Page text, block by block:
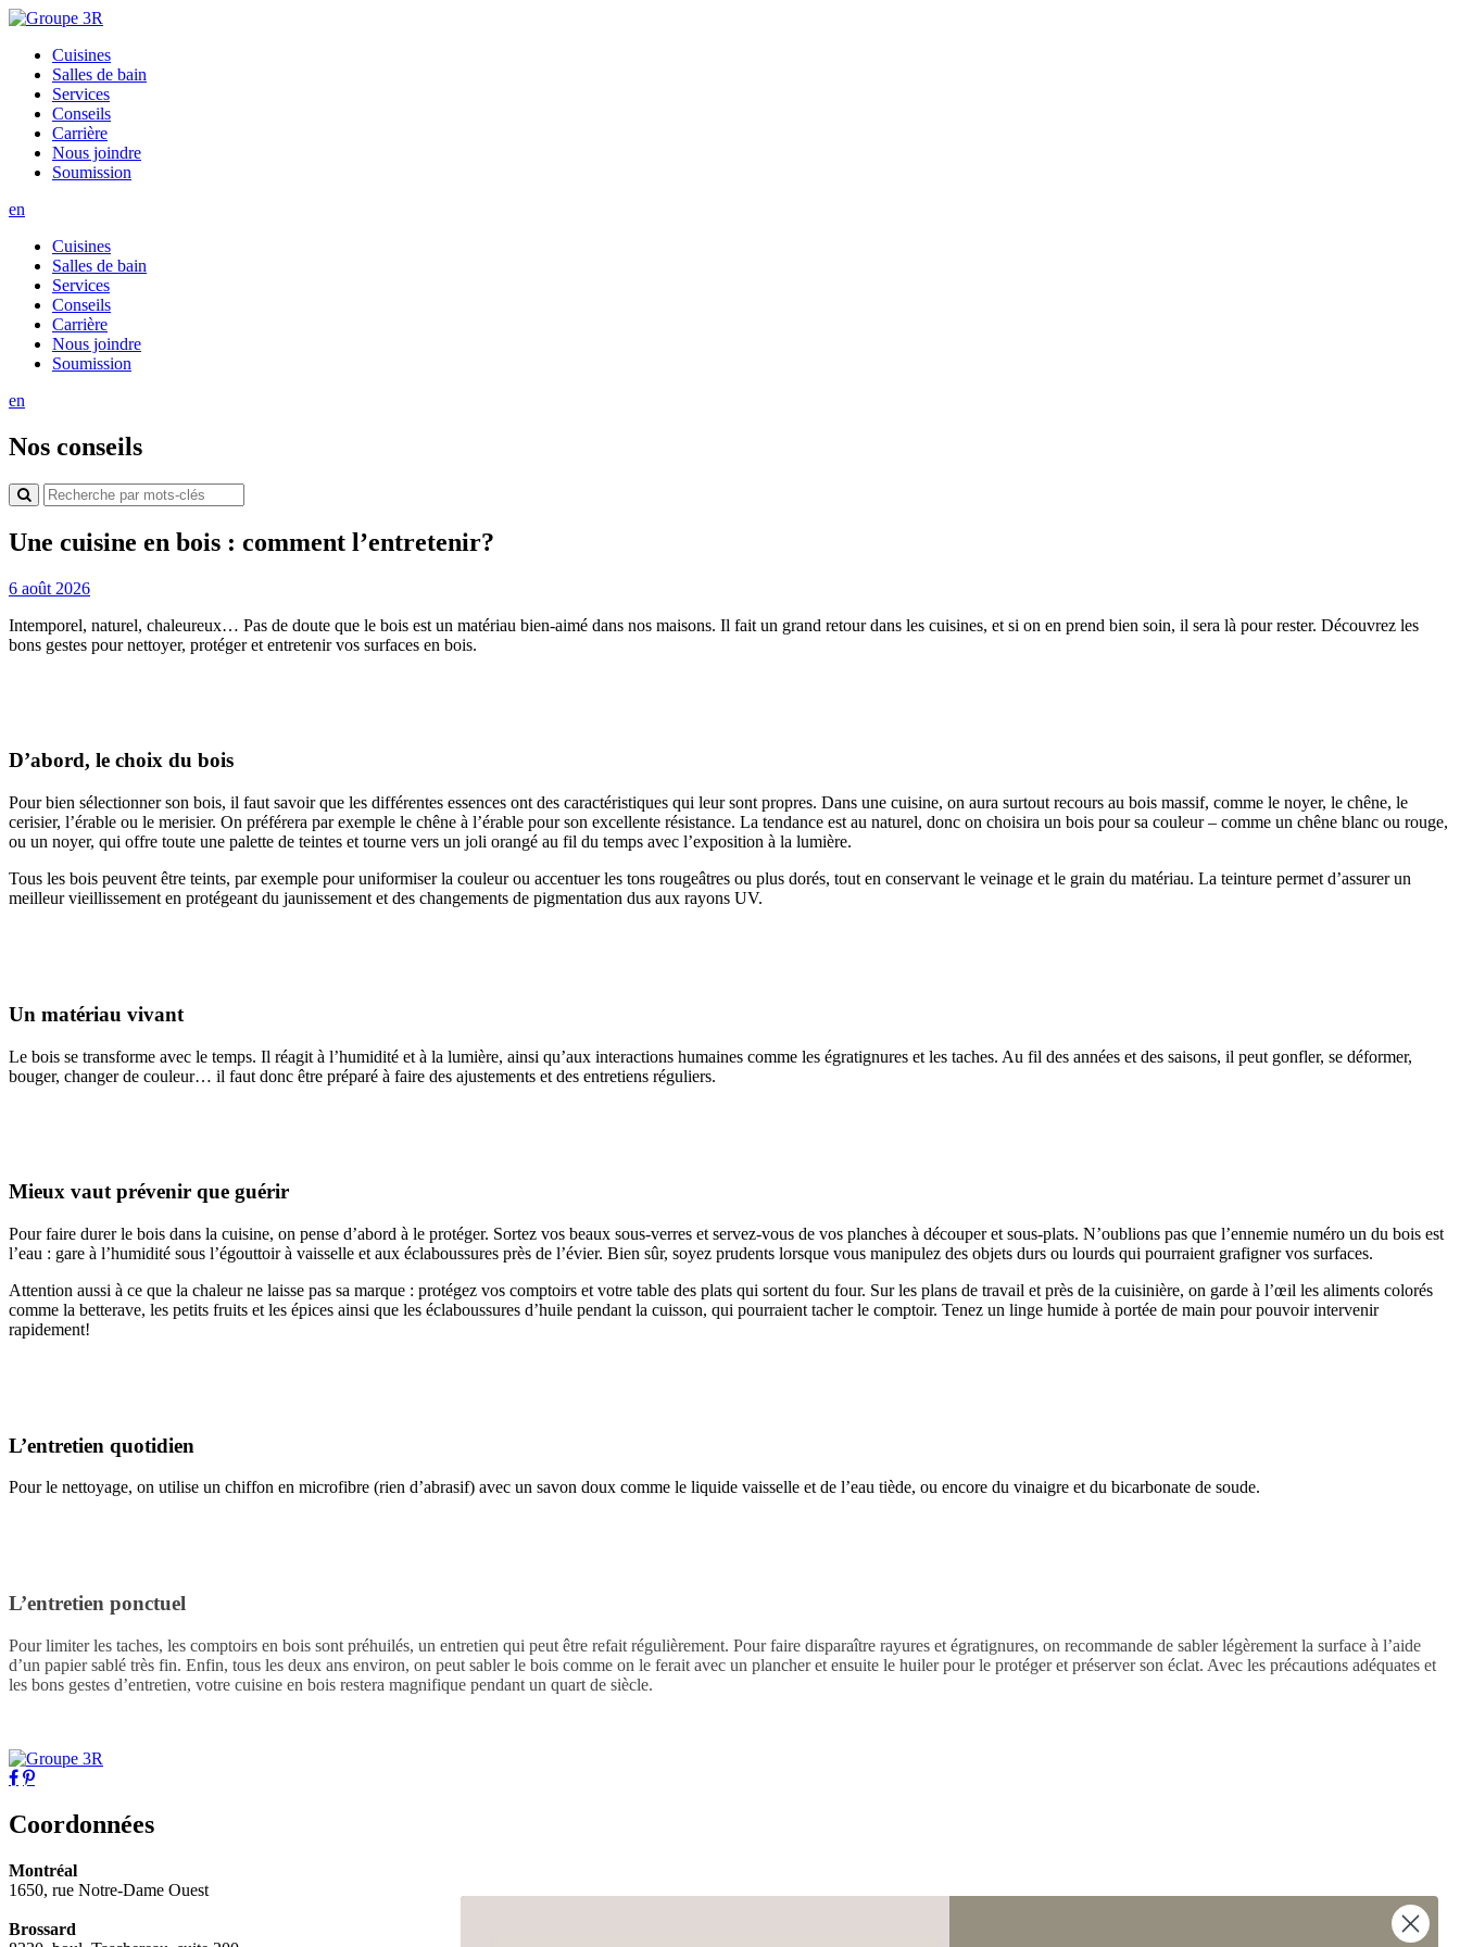
Cuisines
Salles de bain
Services
Conseils
Carrière
Nous joindre
Soumission
en
Cuisines
Salles de bain
Services
Conseils
Carrière
Nous joindre
Soumission
en
Nos conseils
Une cuisine en bois : comment l’entretenir?
6 août 2026
Intemporel, naturel, chaleureux… Pas de doute que le bois est un matériau bien-aimé dans nos maisons. Il fait un grand retour dans les cuisines, et si on en prend bien soin, il sera là pour rester. Découvrez les
bons gestes pour nettoyer, protéger et entretenir vos surfaces en bois.
D’abord, le choix du bois
Pour bien sélectionner son bois, il faut savoir que les différentes essences ont des caractéristiques qui leur sont propres. Dans une cuisine, on aura surtout recours au bois massif, comme le noyer, le chêne, le
cerisier, l’érable ou le merisier. On préférera par exemple le chêne à l’érable pour son excellente résistance. La tendance est au naturel, donc on choisira un bois pour sa couleur – comme un chêne blanc ou rouge,
ou un noyer, qui offre toute une palette de teintes et tourne vers un joli orangé au fil du temps avec l’exposition à la lumière.
Tous les bois peuvent être teints, par exemple pour uniformiser la couleur ou accentuer les tons rougeâtres ou plus dorés, tout en conservant le veinage et le grain du matériau. La teinture permet d’assurer un
meilleur vieillissement en protégeant du jaunissement et des changements de pigmentation dus aux rayons UV.
Un matériau vivant
Le bois se transforme avec le temps. Il réagit à l’humidité et à la lumière, ainsi qu’aux interactions humaines comme les égratignures et les taches. Au fil des années et des saisons, il peut gonfler, se déformer,
bouger, changer de couleur… il faut donc être préparé à faire des ajustements et des entretiens réguliers.
Mieux vaut prévenir que guérir
Pour faire durer le bois dans la cuisine, on pense d’abord à le protéger. Sortez vos beaux sous-verres et servez-vous de vos planches à découper et sous-plats. N’oublions pas que l’ennemie numéro un du bois est
l’eau : gare à l’humidité sous l’égouttoir à vaisselle et aux éclaboussures près de l’évier. Bien sûr, soyez prudents lorsque vous manipulez des objets durs ou lourds qui pourraient grafigner vos surfaces.
Attention aussi à ce que la chaleur ne laisse pas sa marque : protégez vos comptoirs et votre table des plats qui sortent du four. Sur les plans de travail et près de la cuisinière, on garde à l’œil les aliments colorés
comme la betterave, les petits fruits et les épices ainsi que les éclaboussures d’huile pendant la cuisson, qui pourraient tacher le comptoir. Tenez un linge humide à portée de main pour pouvoir intervenir
rapidement!
L’entretien quotidien
Pour le nettoyage, on utilise un chiffon en microfibre (rien d’abrasif) avec un savon doux comme le liquide vaisselle et de l’eau tiède, ou encore du vinaigre et du bicarbonate de soude.
L’entretien ponctuel
Pour limiter les taches, les comptoirs en bois sont préhuilés, un entretien qui peut être refait régulièrement. Pour faire disparaître rayures et égratignures, on recommande de sabler légèrement la surface à l’aide
d’un papier sablé très fin. Enfin, tous les deux ans environ, on peut sabler le bois comme on le ferait avec un plancher et ensuite le huiler pour le protéger et préserver son éclat. Avec les précautions adéquates et
les bons gestes d’entretien, votre cuisine en bois restera magnifique pendant un quart de siècle.
Coordonnées
Montréal
1650, rue Notre-Dame Ouest
Brossard